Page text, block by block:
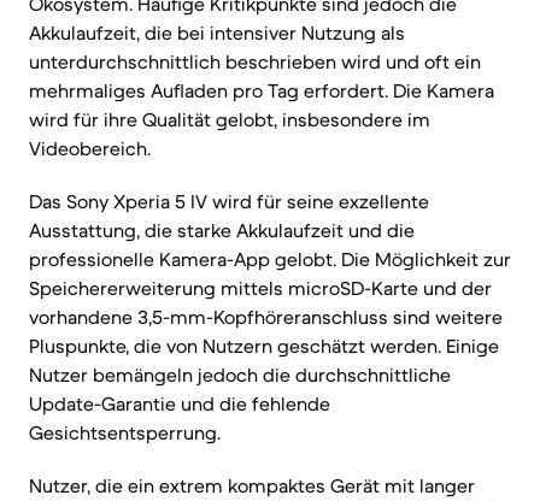
Akkulaufzeit, die bei intensiver Nutzung als
unterdurchschnittlich beschrieben wird und oft ein
mehrmaliges Aufladen pro Tag erfordert. Die Kamera
wird für ihre Qualität gelobt, insbesondere im
Videobereich.
Das Sony Xperia 5 IV wird für seine exzellente
Ausstattung, die starke Akkulaufzeit und die
professionelle Kamera-App gelobt. Die Möglichkeit zur
Speichererweiterung mittels microSD-Karte und der
vorhandene 3,5-mm-Kopfhöreranschluss sind weitere
Pluspunkte, die von Nutzern geschätzt werden. Einige
Nutzer bemängeln jedoch die durchschnittliche
Update-Garantie und die fehlende
Gesichtsentsperrung.
Nutzer, die ein extrem kompaktes Gerät mit langer